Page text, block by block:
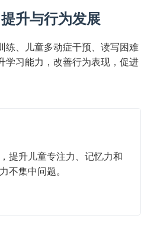
升与行为发展
练、儿童多动症干预、读写困难
学习能力，改善行为表现，促进
提升儿童专注力、记忆力和
不集中问题。